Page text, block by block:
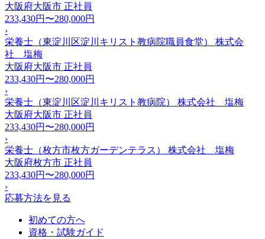
大阪府大阪市 正社員
233,430円〜280,000円
›
栄養士（東淀川区淀川キリスト教病院職員食堂） 株式会
社 塩梅
大阪府大阪市 正社員
233,430円〜280,000円
›
栄養士（東淀川区淀川キリスト教病院） 株式会社 塩梅
大阪府大阪市 正社員
233,430円〜280,000円
›
栄養士（枚方市枚方ガーデンテラス） 株式会社 塩梅
大阪府枚方市 正社員
233,430円〜280,000円
›
応募方法を見る
初めての方へ
資格・試験ガイド